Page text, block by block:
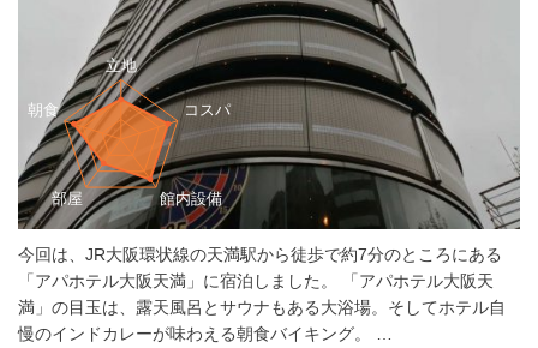
今回は、JR大阪環状線の天満駅から徒歩で約7分のところにある
「アパホテル大阪天満」に宿泊しました。 「アパホテル大阪天
満」の目玉は、露天風呂とサウナもある大浴場。そしてホテル自
慢のインドカレーが味わえる朝食バイキング。 …